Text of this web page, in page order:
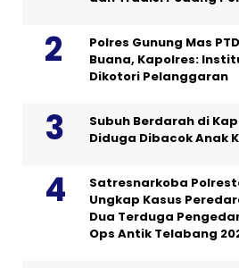
Polres Gunung Mas
Buana, Kapolres:
Dikotori Pelanggaran
Subuh Berdarah di
Diduga Dibacok Anak
Satresnarkoba
Ungkap Kasus
Dua Terduga
Ops Antik Telabang